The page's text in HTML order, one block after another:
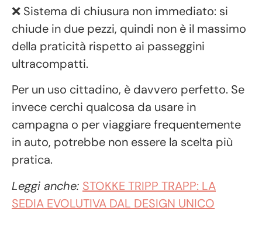
❌ Sistema di chiusura non immediato: si
chiude in due pezzi, quindi non è il massimo
della praticità rispetto ai passeggini
ultracompatti.
Per un uso cittadino, è davvero perfetto. Se
invece cerchi qualcosa da usare in
campagna o per viaggiare frequentemente
in auto, potrebbe non essere la scelta più
pratica.
Leggi anche: STOKKE TRIPP TRAPP: LA
SEDIA EVOLUTIVA DAL DESIGN UNICO